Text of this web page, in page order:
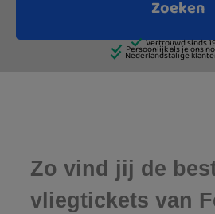
Zo vind jij de
vliegtickets van